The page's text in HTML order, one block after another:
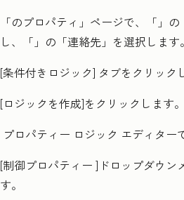
「のプロパティ」 ページで、「 」
し、「 」の「連絡先」 を選択します。
[条件付きロジック] タブをクリック
[ロジックを作成]をクリックします。
プロパティー ロジック エディター
[制御プロパティー ]ドロップダウン
す。